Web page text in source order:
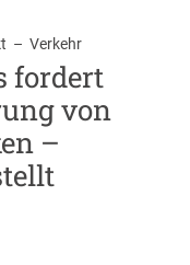
  –
Verkehr
fordert
von
–